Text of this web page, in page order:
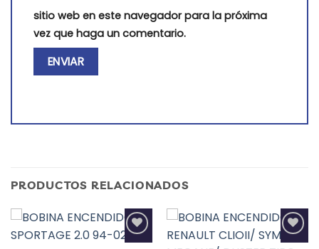
sitio web en este navegador para la próxima
vez que haga un comentario.
PRODUCTOS RELACIONADOS